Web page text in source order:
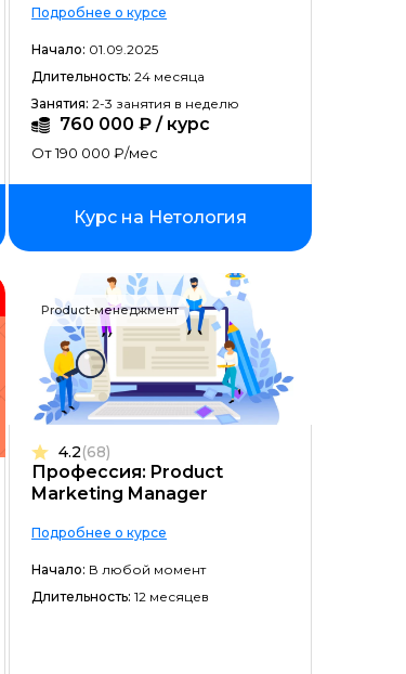
Длительность ↓
Подробнее о курсе
Начало: 01.09.2025
Длительность: 24 месяца
Занятия: 2-3 занятия в неделю
760 000 ₽ / курс
От 190 000 ₽/мес
Курс на Нетология
Product-менеджмент
Профессия: Product
Marketing Manager
4.2(68)
Подробнее о курсе
Начало: В любой момент
Длительность: 12 месяцев